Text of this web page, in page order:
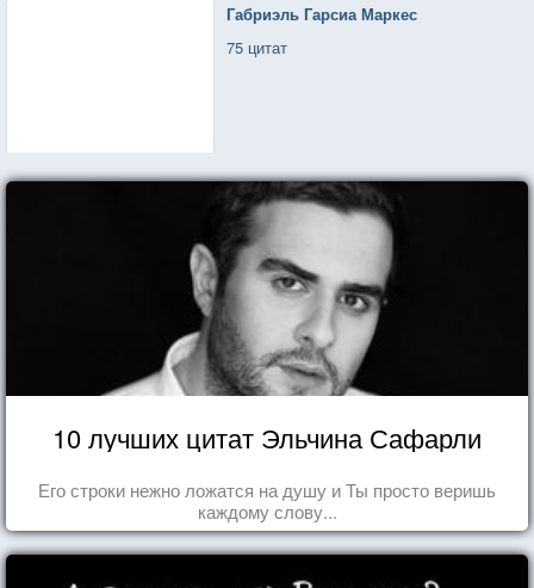
Габриэль Гарсиа Маркес
75 цитат
10 лучших цитат Эльчина Сафарли
Его строки нежно ложатся на душу и Ты просто веришь
каждому слову...